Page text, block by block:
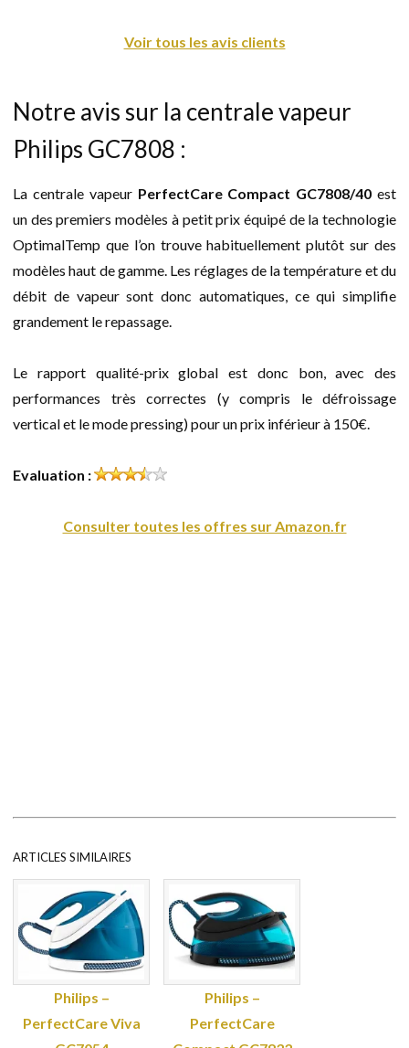
Voir tous les avis clients
Notre avis sur la centrale vapeur
Philips GC7808 :
La centrale vapeur PerfectCare Compact GC7808/40 est
un des premiers modèles à petit prix équipé de la technologie
OptimalTemp que l’on trouve habituellement plutôt sur des
modèles haut de gamme. Les réglages de la température et du
débit de vapeur sont donc automatiques, ce qui simplifie
grandement le repassage.
Le rapport qualité-prix global est donc bon, avec des
performances très correctes (y compris le défroissage
vertical et le mode pressing) pour un prix inférieur à 150€.
Evaluation :
Consulter toutes les offres sur Amazon.fr
ARTICLES SIMILAIRES
Philips –
PerfectCare Viva
Philips –
PerfectCare